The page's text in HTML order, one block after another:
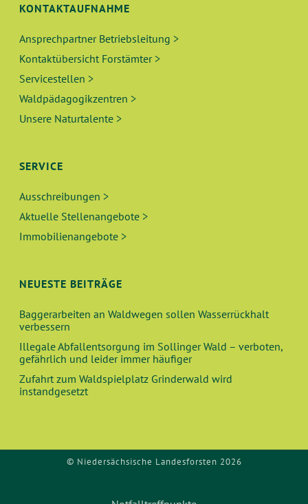
KONTAKTAUFNAHME
Ansprechpartner Betriebsleitung >
Kontaktübersicht Forstämter >
Servicestellen >
Waldpädagogikzentren >
Unsere Naturtalente >
SERVICE
Ausschreibungen >
Aktuelle Stellenangebote >
Immobilienangebote >
NEUESTE BEITRÄGE
Baggerarbeiten an Waldwegen sollen Wasserrückhalt
verbessern
Illegale Abfallentsorgung im Sollinger Wald – verboten,
gefährlich und leider immer häufiger
Zufahrt zum Waldspielplatz Grinderwald wird
instandgesetzt
© Niedersächsische Landesforsten 2026